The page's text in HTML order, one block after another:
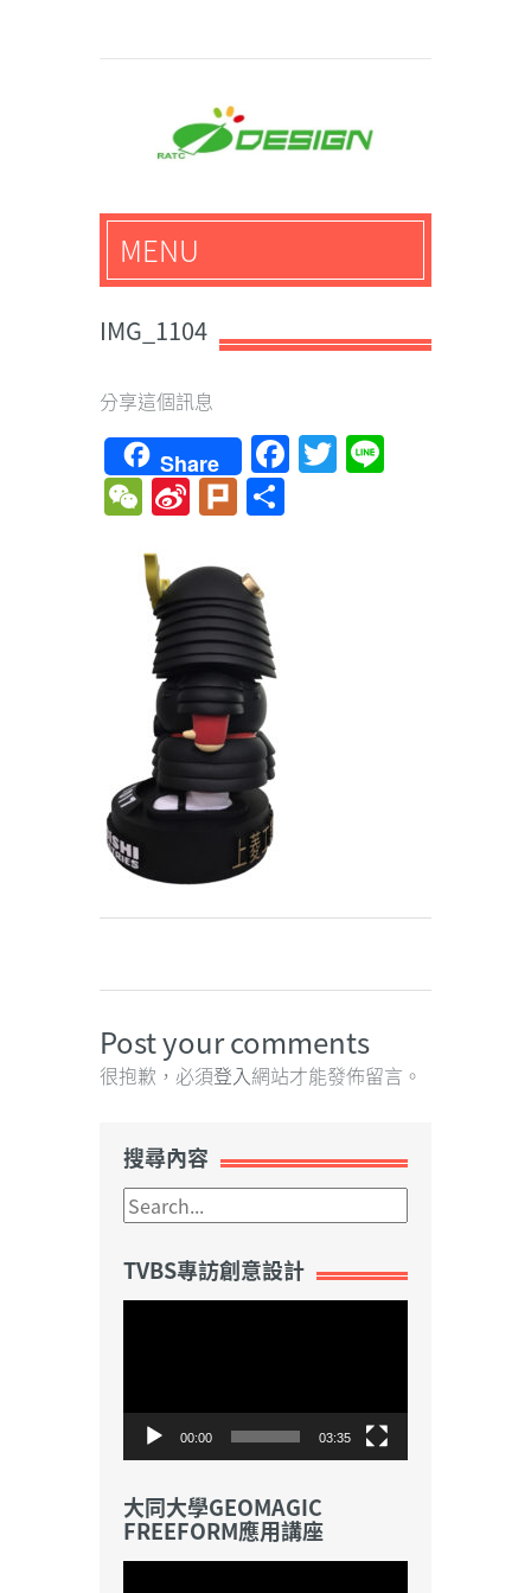
馬路科技創意設計-3D公
仔,文創,獎盃設計專家
MENU
IMG_1104
分享這個訊息
Share Facebook
Twitter
WeChat
Sina
Weibo
Plurk
Post your comments
很抱歉，必須登入網站才能發佈留言。
搜尋內容
TVBS專訪創意設計
00:00 03:35
大同大學GEOMAGIC
FREEFORM應用講座